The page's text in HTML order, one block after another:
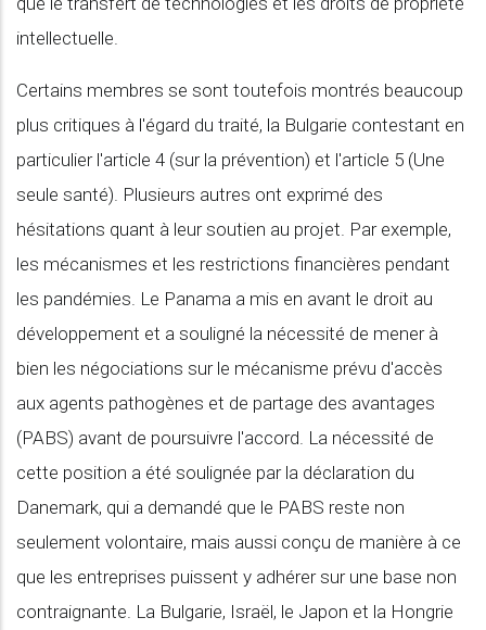
intellectuelle.
Certains membres se sont toutefois montrés beaucoup
plus critiques à l'égard du traité, la Bulgarie contestant en
particulier l'article 4 (sur la prévention) et l'article 5 (Une
seule santé). Plusieurs autres ont exprimé des
hésitations quant à leur soutien au projet. Par exemple,
les mécanismes et les restrictions financières pendant
les pandémies. Le Panama a mis en avant le droit au
développement et a souligné la nécessité de mener à
bien les négociations sur le mécanisme prévu d'accès
aux agents pathogènes et de partage des avantages
(PABS) avant de poursuivre l'accord. La nécessité de
cette position a été soulignée par la déclaration du
Danemark, qui a demandé que le PABS reste non
seulement volontaire, mais aussi conçu de manière à ce
que les entreprises puissent y adhérer sur une base non
contraignante. La Bulgarie, Israël, le Japon et la Hongrie